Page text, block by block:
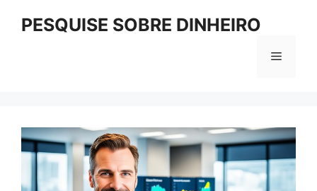
PESQUISE SOBRE DINHEIRO
Menu